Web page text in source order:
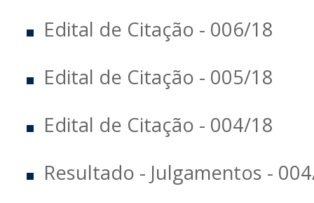
Edital de Citação - 006/18
Edital de Citação - 005/18
Edital de Citação - 004/18
Resultado - Julgamentos -